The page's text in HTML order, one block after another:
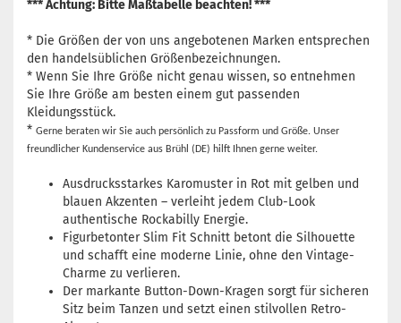
*** Achtung: Bitte Maßtabelle beachten! ***
* Die Größen der von uns angebotenen Marken entsprechen
den handelsüblichen Größenbezeichnungen.
* Wenn Sie Ihre Größe nicht genau wissen, so entnehmen
Sie Ihre Größe am besten einem gut passenden
Kleidungsstück.
* Gerne beraten wir Sie auch persönlich zu Passform und Größe. Unser
freundlicher Kundenservice aus Brühl (DE) hilft Ihnen gerne weiter.
Ausdrucksstarkes Karomuster in Rot mit gelben und
blauen Akzenten – verleiht jedem Club-Look
authentische Rockabilly Energie.
Figurbetonter Slim Fit Schnitt betont die Silhouette
und schafft eine moderne Linie, ohne den Vintage-
Charme zu verlieren.
Der markante Button-Down-Kragen sorgt für sicheren
Sitz beim Tanzen und setzt einen stilvollen Retro-